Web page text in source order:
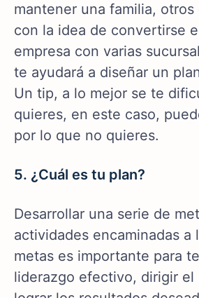
mantener una familia, otros
con la idea de convertirse
empresa con varias
te ayudará a diseñar un
Un tip, a lo mejor se te
quieres, en este caso,
por lo que no quieres.
5. ¿Cuál es tu plan?
Desarrollar una serie de
actividades encaminadas a
metas es importante para
liderazgo efectivo, dirigir el